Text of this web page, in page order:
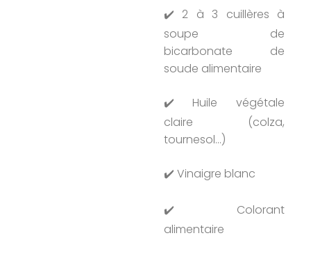
✔️ 2 à 3 cuillères à
soupe de
bicarbonate de
soude alimentaire
✔️ Huile végétale
claire (colza,
tournesol…)
✔️ Vinaigre blanc
✔️ Colorant
alimentaire